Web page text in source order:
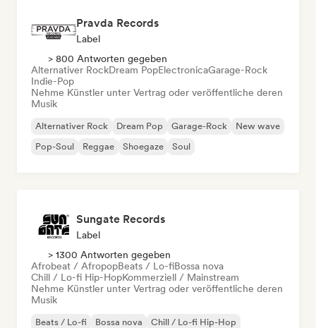
Pravda Records
Label
> 800 Antworten gegeben
Alternativer RockDream PopElectronicaGarage-Rock
Indie-Pop
Nehme Künstler unter Vertrag oder veröffentliche deren
Musik
Alternativer Rock Dream Pop Garage-Rock
New wave
Pop-Soul
Reggae Shoegaze Soul
Sungate Records
Label
> 1300 Antworten gegeben
Afrobeat / AfropopBeats / Lo-fiBossa nova
Chill / Lo-fi Hip-HopKommerziell / Mainstream
Nehme Künstler unter Vertrag oder veröffentliche deren
Musik
Beats / Lo-fi Bossa nova
Chill / Lo-fi Hip-Hop